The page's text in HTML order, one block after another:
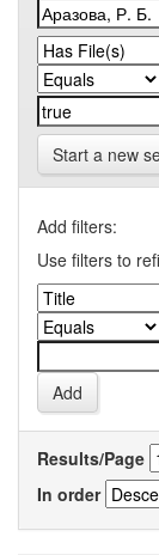
Start a new
Add filters:
Use filters to
Results/Page
In order